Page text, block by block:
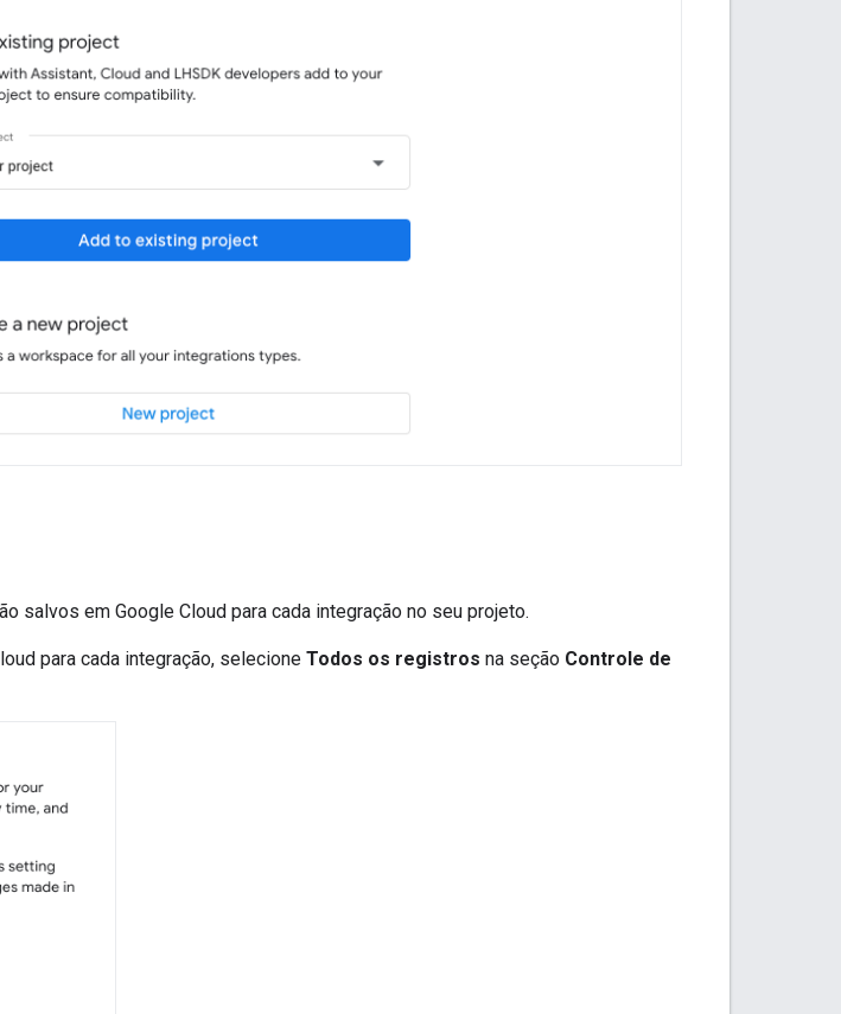
salvos em Google Cloud para cada integração no seu projeto.
para cada integração, selecione Todos os registros na seção Controle de